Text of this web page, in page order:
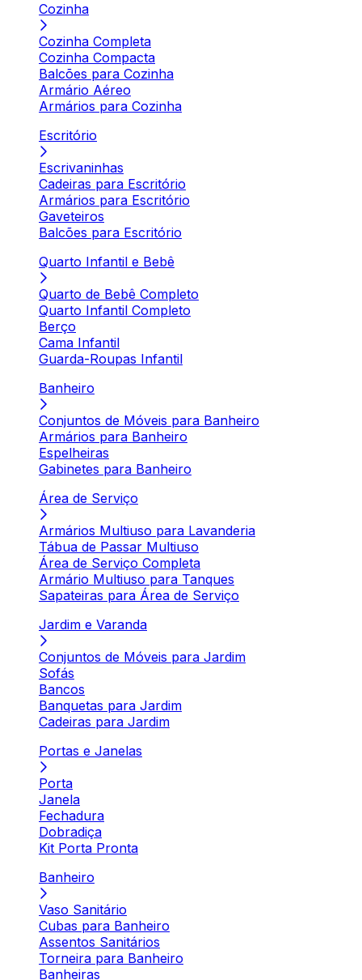
Cozinha
Cozinha Completa
Cozinha Compacta
Balcões para Cozinha
Armário Aéreo
Armários para Cozinha
Escritório
Escrivaninhas
Cadeiras para Escritório
Armários para Escritório
Gaveteiros
Balcões para Escritório
Quarto Infantil e Bebê
Quarto de Bebê Completo
Quarto Infantil Completo
Berço
Cama Infantil
Guarda-Roupas Infantil
Banheiro
Conjuntos de Móveis para Banheiro
Armários para Banheiro
Espelheiras
Gabinetes para Banheiro
Área de Serviço
Armários Multiuso para Lavanderia
Tábua de Passar Multiuso
Área de Serviço Completa
Armário Multiuso para Tanques
Sapateiras para Área de Serviço
Jardim e Varanda
Conjuntos de Móveis para Jardim
Sofás
Bancos
Banquetas para Jardim
Cadeiras para Jardim
Portas e Janelas
Porta
Janela
Fechadura
Dobradiça
Kit Porta Pronta
Banheiro
Vaso Sanitário
Cubas para Banheiro
Assentos Sanitários
Torneira para Banheiro
Banheiras